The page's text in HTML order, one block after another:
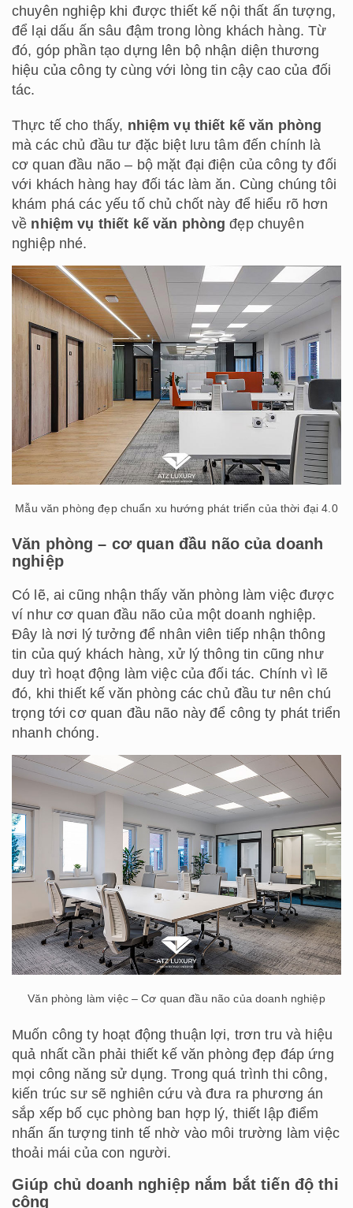
chuyên nghiệp khi được thiết kế nội thất ấn tượng,
để lại dấu ấn sâu đậm trong lòng khách hàng. Từ
đó, góp phần tạo dựng lên bộ nhận diện thương
hiệu của công ty cùng với lòng tin cậy cao của đối
tác.
Thực tế cho thấy, nhiệm vụ thiết kế văn phòng
mà các chủ đầu tư đặc biệt lưu tâm đến chính là
cơ quan đầu não – bộ mặt đại điện của công ty đối
với khách hàng hay đối tác làm ăn. Cùng chúng tôi
khám phá các yếu tố chủ chốt này để hiểu rõ hơn
về nhiệm vụ thiết kế văn phòng đẹp chuyên
nghiệp nhé.
Mẫu văn phòng đẹp chuẩn xu hướng phát triển của thời đại 4.0
Văn phòng – cơ quan đầu não của doanh
nghiệp
Có lẽ, ai cũng nhận thấy văn phòng làm việc được
ví như cơ quan đầu não của một doanh nghiệp.
Đây là nơi lý tưởng để nhân viên tiếp nhận thông
tin của quý khách hàng, xử lý thông tin cũng như
duy trì hoạt động làm việc của đối tác. Chính vì lẽ
đó, khi thiết kế văn phòng các chủ đầu tư nên chú
trọng tới cơ quan đầu não này để công ty phát triển
nhanh chóng.
Văn phòng làm việc – Cơ quan đầu não của doanh nghiệp
Muốn công ty hoạt động thuận lợi, trơn tru và hiệu
quả nhất cần phải thiết kế văn phòng đẹp đáp ứng
mọi công năng sử dụng. Trong quá trình thi công,
kiến trúc sư sẽ nghiên cứu và đưa ra phương án
sắp xếp bố cục phòng ban hợp lý, thiết lập điểm
nhấn ấn tượng tinh tế nhờ vào môi trường làm việc
thoải mái của con người.
Giúp chủ doanh nghiệp nắm bắt tiến độ thi
công